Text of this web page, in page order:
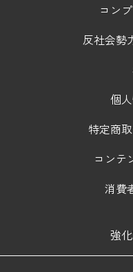
コン
反社会勢
個
特定商
コンテ
消費
強